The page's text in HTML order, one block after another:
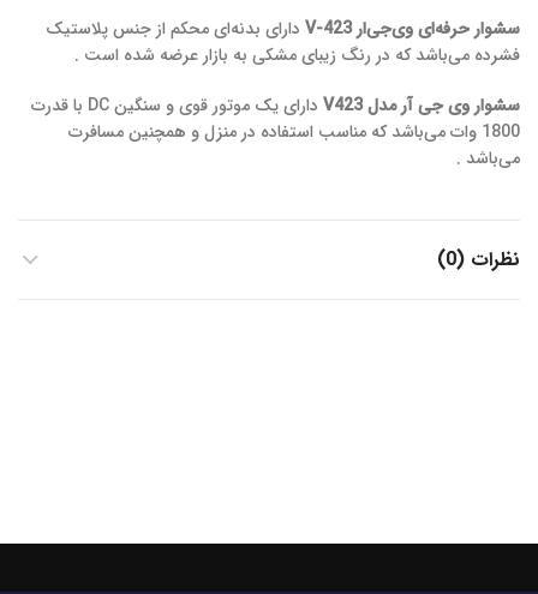
سشوار حرفه‌ای وی‌جی‌ار V-423
دارای بدنه‌ای محکم از جنس پلاستیک
فشرده می‌باشد که در رنگ زیبای مشکی به بازار عرضه شده است .
سشوار وی‌ جی‌ آر مدل V423
دارای یک موتور قوی و سنگین DC با قدرت
1800 وات می‌باشد که مناسب استفاده در منزل و همچنین مسافرت
می‌باشد .
نظرات (0)